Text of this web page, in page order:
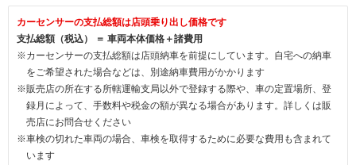
カーセンサーの支払総額は店頭乗り出し価格です
支払総額（税込） ＝ 車両本体価格＋諸費用
※カーセンサーの支払総額は店頭納車を前提にしています。自宅への納車
をご希望された場合などは、別途納車費用がかかります
※販売店の所在する所轄運輸支局以外で登録する際や、車の定置場所、登
録月によって、手数料や税金の額が異なる場合があります。詳しくは販
売店にお問合せください
※車検の切れた車両の場合、車検を取得するために必要な費用も含まれて
います